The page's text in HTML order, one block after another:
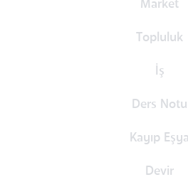
Market
Topluluk
İş
Ders Notu
Kayıp Eşya
Devir